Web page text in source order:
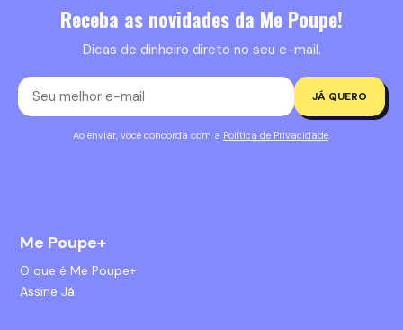
Receba as novidades da Me Poupe!
Dicas de dinheiro direto no seu e-mail.
JÁ QUERO
Ao enviar, você concorda com a Política de Privacidade.
Me Poupe+
O que é Me Poupe+
Assine Já